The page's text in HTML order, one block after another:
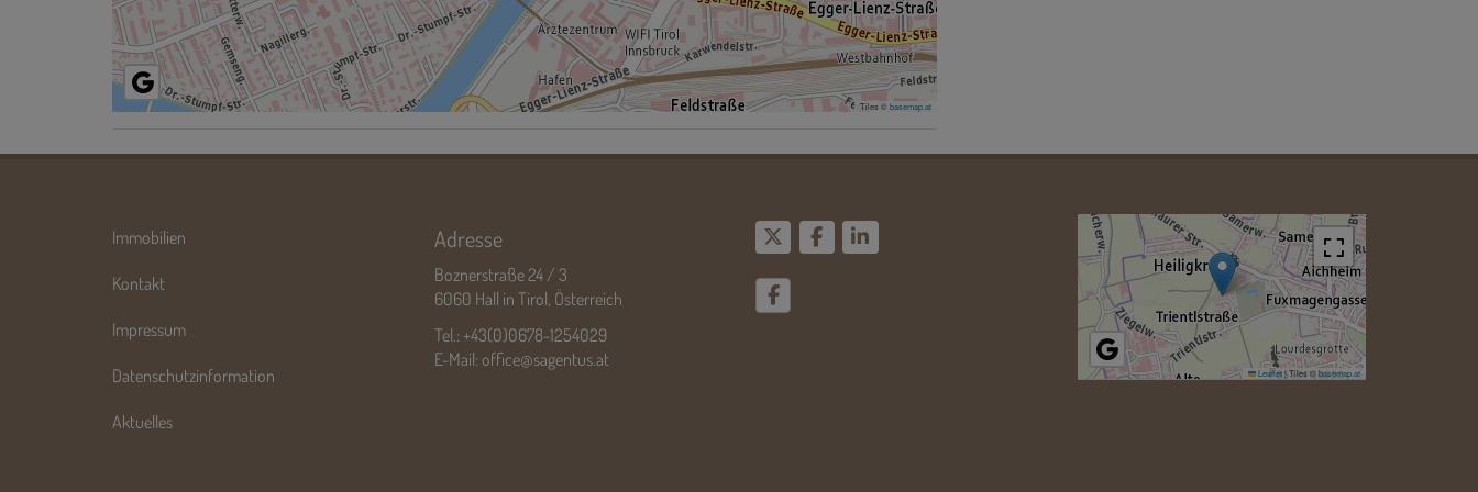
Tiles ©basemap.at
Immobilien
Kontakt
Impressum
Datenschutzinformation
Aktuelles
Adresse
Boznerstraße 24 / 3
6060 Hall in Tirol, Österreich
Tel.: +43(0)0678-1254029
E-Mail: office@sagentus.at
Leaflet|Tiles ©basemap.at